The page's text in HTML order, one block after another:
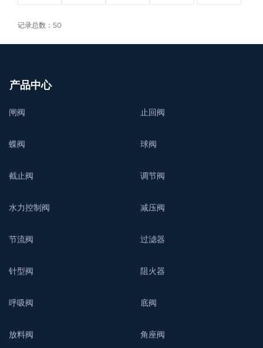
记录总数：50
产品中心
闸阀 止回阀
蝶阀 球阀
截止阀 调节阀
水力控制阀 减压阀
节流阀 过滤器
针型阀 阻火器
呼吸阀 底阀
放料阀 角座阀